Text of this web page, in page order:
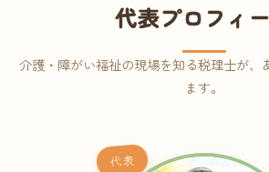
代表プロフィ
介護・障がい福祉の現場を知る税理士が、
ます。
代表